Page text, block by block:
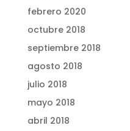
febrero 2020
octubre 2018
septiembre 2018
agosto 2018
julio 2018
mayo 2018
abril 2018